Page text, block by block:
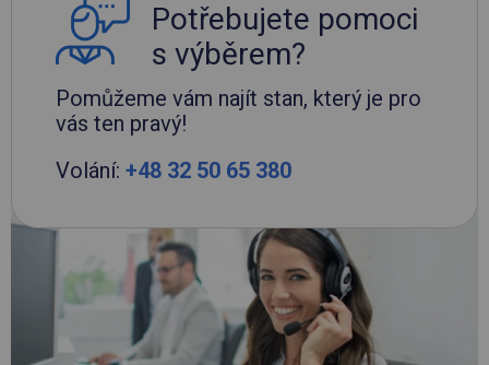
Potřebujete pomoci
s výběrem?
Pomůžeme vám najít stan, který je pro
vás ten pravý!
Volání: +48 32 50 65 380